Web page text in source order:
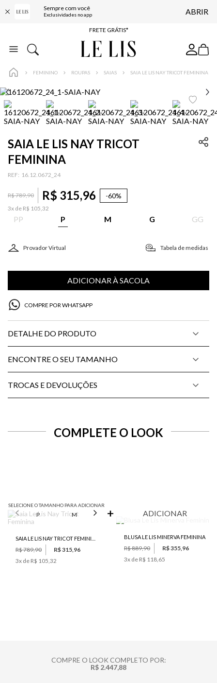
Sempre com você
Exclusividades no app ABRIR
ENTREGA EXPRESSA*
FRETE GRÁTIS*
BAIXE O APP
FEMININO ROUPAS SAIAS SAIA LE LIS NAY TRICOT FEMININA
SAIA LE LIS NAY TRICOT
FEMININA
: 16.12.0672_24
R$789,90 R$ 315,96 -60%
3x de R$ 105,32
PP P M G GG
Provador Virtual Tabela de medidas
ADICIONAR À SACOLA
COMPRE POR WHATSAPP
DETALHE DO PRODUTO
ENCONTRE O SEU TAMANHO
TROCAS E DEVOLUÇÕES
COMPLETE O LOOK
SELECIONE O TAMANHO PARA ADICIONAR
P M G
R$ 789,90
R$ 315,96
3x de R$ 105,32
ADICIONAR
BLUSA LE LIS MINERVA FEMININA
R$ 889,90
R$ 355,96
3x de R$ 118,65
COMPRE O LOOK COMPLETO POR:
R$ 2.447,88